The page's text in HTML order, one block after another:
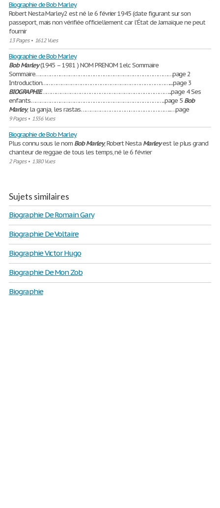
Biographie de Bob Marley
Robert Nesta Marley2 est né le 6 février 1945 (date figurant sur son
passeport, mais non vérifiée officiellement car l'État de Jamaïque ne peut
fournir
13 Pages• 1612 Vues
Biographie de Bob Marley
Bob Marley(1945 – 1981 ) NOM PRENOM 1elc Sommaire
Sommaire…………………………………………………………………………page 2
Introduction……………………………………………………………………....page 3
BIOGRAPHIE……………………………………………………………………...page 4 Ses
enfants………………………………………………………………………..page 5 Bob
Marley, la ganja, les rastas………………………………………………..…page
9 Pages• 1556 Vues
Biographie de Bob Marley
Plus connu sous le nom Bob Marley, Robert Nesta Marleyest le plus grand
chanteur de reggae de tous les temps, né le 6 février
2 Pages• 1380 Vues
Sujets similaires
Biographie De Romain Gary
Biographie De Voltaire
Biographie Victor Hugo
Biographie De Mon Zob
Biographie